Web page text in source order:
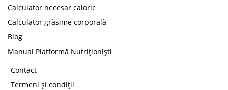
Calculator necesar caloric
Calculator grăsime corporală
Blog
Manual Platformă Nutriționiști
Contact
Termeni și condiții